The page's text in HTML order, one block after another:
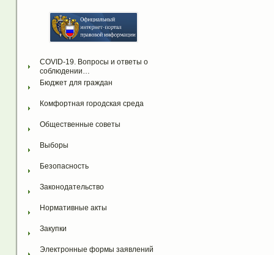
COVID-19. Вопросы и ответы о
соблюдении…
Бюджет для граждан
Комфортная городская среда
Общественные советы
Выборы
Безопасность
Законодательство
Нормативные акты
Закупки
Электронные формы заявлений